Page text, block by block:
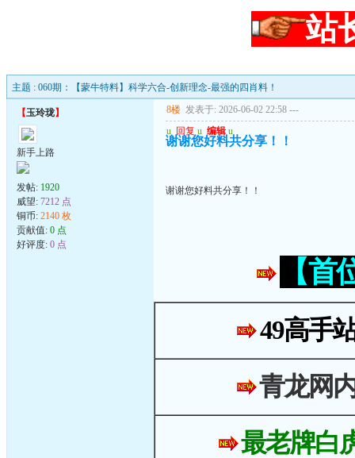
站
主题 : 060期：【蒙牛特料】科学六合-创新理念-最强的四肖料！
【玉玲珑】
新手上路
发帖: 1920
威望: 7212 点
铜币: 2140 枚
贡献值: 0 点
好评度: 0 点
8楼 发表于: 2026-06-02 22:58 ---
u 回复 u 编辑 u
谢谢您好料共分享！！
谢谢您好料共分享！！
【
49高手
青龙网
最老牌白